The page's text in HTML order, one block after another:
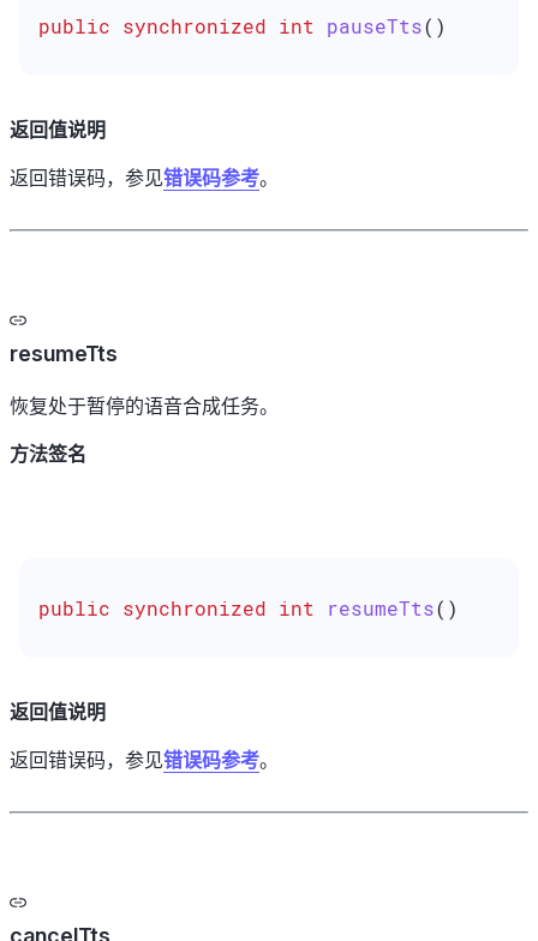
public synchronized int pauseTts()
返回值说明
返回错误码，参见错误码参考。
resumeTts
恢复处于暂停的语音合成任务。
方法签名
public synchronized int resumeTts()
返回值说明
返回错误码，参见错误码参考。
cancelTts